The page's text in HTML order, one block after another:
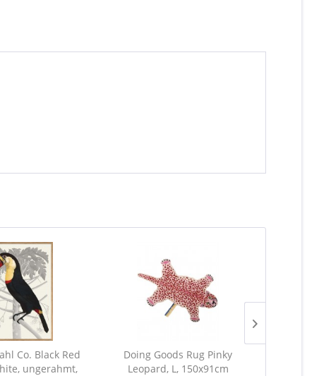
Co. Black Red
ungerahmt,
Doing Goods Rug Pinky
Leopard, L, 150x91cm